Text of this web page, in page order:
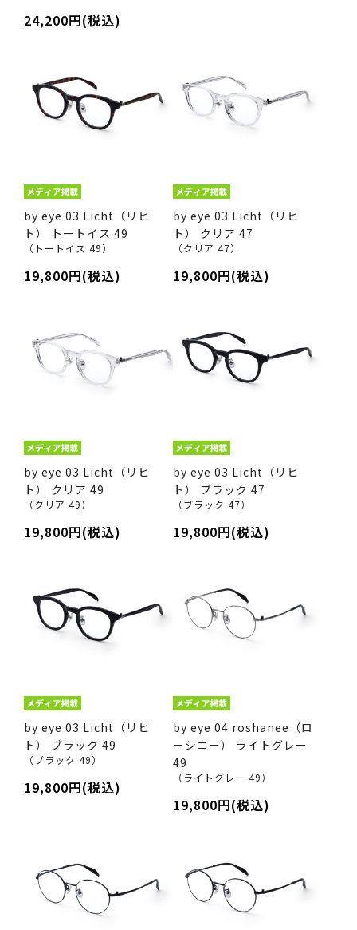
24,200円(税込)
by eye 03 Licht（リヒ
ト） トートイス 49
（トートイス 49）
19,800円(税込)
by eye 03 Licht（リヒ
ト） クリア 47
（クリア 47）
19,800円(税込)
by eye 03 Licht（リヒ
ト） クリア 49
（クリア 49）
19,800円(税込)
by eye 03 Licht（リヒ
ト） ブラック 47
（ブラック 47）
19,800円(税込)
by eye 03 Licht（リヒ
ト） ブラック 49
（ブラック 49）
19,800円(税込)
by eye 04 roshanee（ロ
ーシニー） ライトグレー
49
（ライトグレー 49）
19,800円(税込)